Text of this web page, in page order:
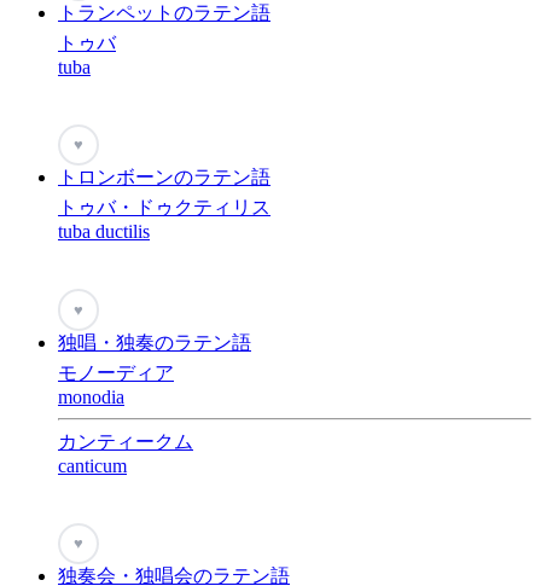
トランペットのラテン語
トゥバ
tuba
♥
トロンボーンのラテン語
トゥバ・ドゥクティリス
tuba ductilis
♥
独唱・独奏のラテン語
モノーディア
monodia
カンティークム
canticum
♥
独奏会・独唱会のラテン語